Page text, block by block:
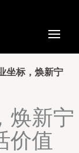
坐标，焕新宁
焕新宁
价值